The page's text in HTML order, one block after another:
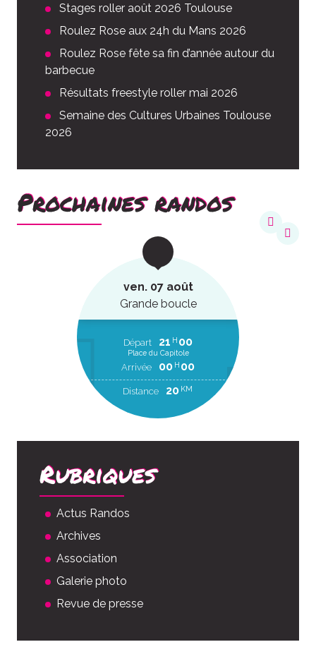
Stages roller août 2026 Toulouse
Roulez Rose aux 24h du Mans 2026
Roulez Rose fête sa fin d’année autour du
barbecue
Résultats freestyle roller mai 2026
Semaine des Cultures Urbaines Toulouse
2026
Prochaines randos
ven. 07 août
Grande boucle
Départ 21 H 00
Place du Capitole
Arrivée 00 H 00
Distance 20 KM
Rubriques
Actus Randos
Archives
Association
Galerie photo
Revue de presse